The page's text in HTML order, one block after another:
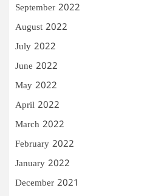
September 2022
August 2022
July 2022
June 2022
May 2022
April 2022
March 2022
February 2022
January 2022
December 2021